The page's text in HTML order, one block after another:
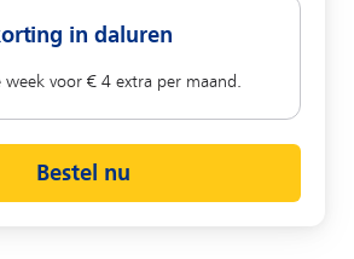
in daluren
week voor € 4 extra per maand.
Bestel nu